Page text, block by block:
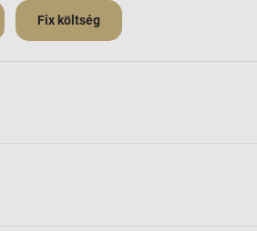
Fix költség